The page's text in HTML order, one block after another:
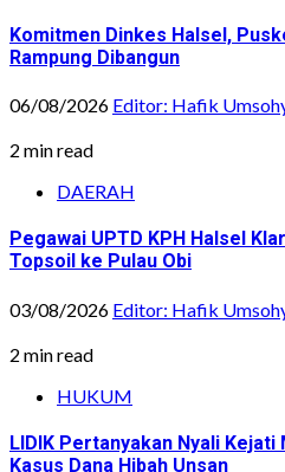
Komitmen Dinkes Halsel,
Rampung Dibangun
06/08/2026 Editor: Hafik
2 min read
DAERAH
Pegawai UPTD KPH Halsel
Topsoil ke Pulau Obi
03/08/2026 Editor: Hafik
2 min read
HUKUM
LIDIK Pertanyakan Nyali
Kasus Dana Hibah Unsan